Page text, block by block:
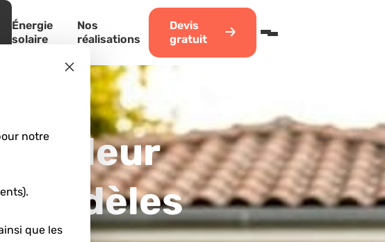
×
notre
que les
Énergie
solaire
Nos
réalisations
Devis
gratuit
chaleur
modèles